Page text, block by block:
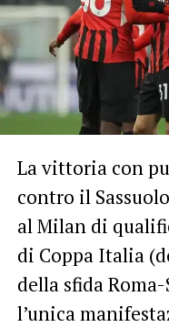
La vittoria con
contro il
al Milan di
di Coppa Italia
della sfida
l’unica